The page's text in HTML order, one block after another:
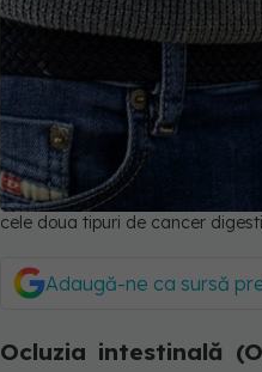
cele doua tipuri de cancer
Adaugă-ne ca sursă
Ocluzia intestinală